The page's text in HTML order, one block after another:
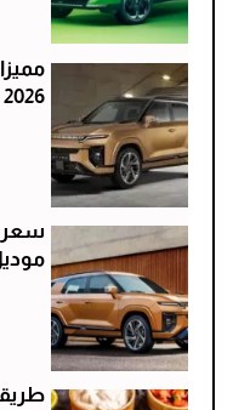
2026
سعر
موديل